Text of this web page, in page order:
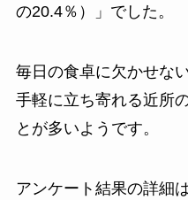
の20.4％）」でした。
毎日の食卓に欠かせな
手軽に立ち寄れる近所
とが多いようです。
アンケート結果の詳細